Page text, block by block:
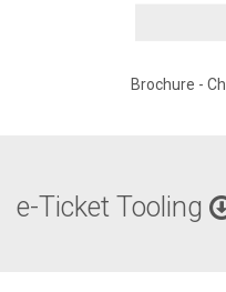
Brochure -
e-Ticket Tooling